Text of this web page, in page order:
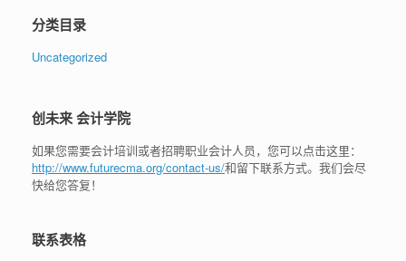
分类目录
Uncategorized
创未来 会计学院
如果您需要会计培训或者招聘职业会计人员，您可以点击这里：
http://www.futurecma.org/contact-us/和留下联系方式。我们会尽
快给您答复！
联系表格